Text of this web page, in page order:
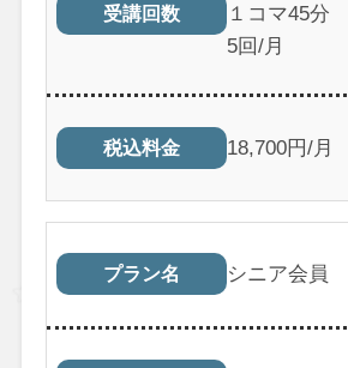
受講回数
１コマ45分
5回/月
税込料金 18,700円/月
プラン名 シニア会員